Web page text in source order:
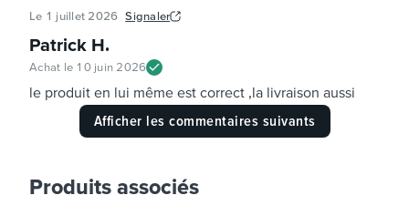
Le 1 juillet 2026 Signaler
Patrick H.
Achat le 10 juin 2026
le produit en lui même est correct ,la livraison aussi
Afficher les commentaires suivants
Produits associés